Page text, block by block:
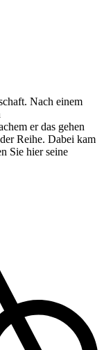
Nach einem
er das gehen
Reihe. Dabei kam
Sie hier seine